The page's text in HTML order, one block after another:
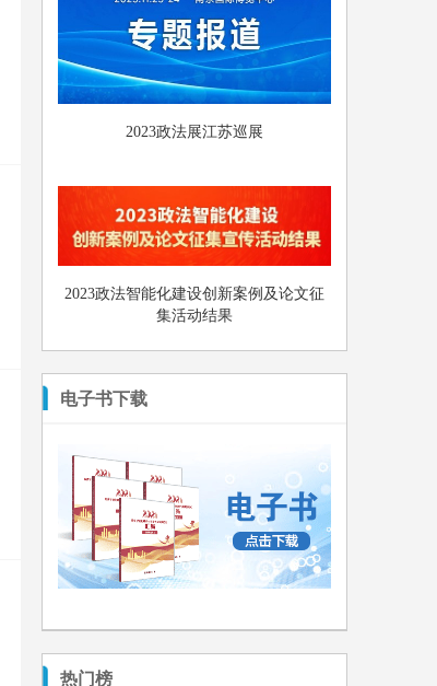
2023政法展江苏巡展
2023政法智能化建设创新案例及论文征
集活动结果
电子书下载
热门榜